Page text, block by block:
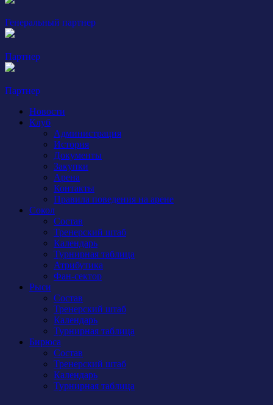
Генеральный партнер
Партнер
Партнер
Новости
Клуб
Администрация
История
Документы
Закупки
Арена
Контакты
Правила поведения на арене
Сокол
Состав
Тренерский штаб
Календарь
Турнирная таблица
Атрибутика
Фан-сектор
Рыси
Состав
Тренерский штаб
Календарь
Турнирная таблица
Бирюса
Состав
Тренерский штаб
Календарь
Турнирная таблица